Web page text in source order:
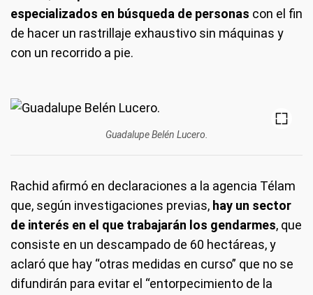
especializados en búsqueda de personas con el fin
de hacer un rastrillaje exhaustivo sin máquinas y
con un recorrido a pie.
Guadalupe Belén Lucero.
Rachid afirmó en declaraciones a la agencia Télam
que, según investigaciones previas, hay un sector
de interés en el que trabajarán los gendarmes, que
consiste en un descampado de 60 hectáreas, y
aclaró que hay “otras medidas en curso” que no se
difundirán para evitar el “entorpecimiento de la